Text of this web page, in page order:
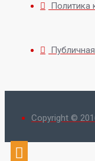
Политика
Copyright ©